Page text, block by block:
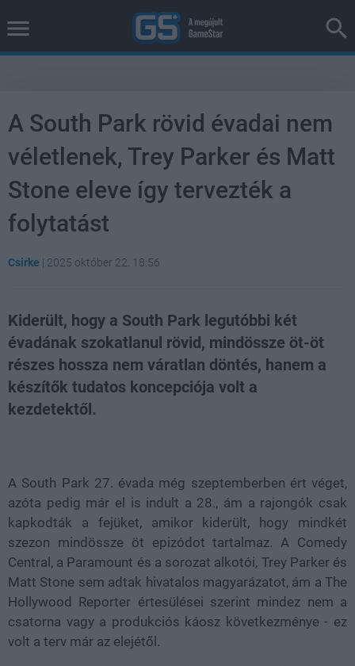
A South Park rövid évadai nem
véletlenek, Trey Parker és Matt
Stone eleve így tervezték a
folytatást
Csirke | 2025 október 22. 18:56
Kiderült, hogy a South Park legutóbbi két
évadának szokatlanul rövid, mindössze öt-öt
részes hossza nem váratlan döntés, hanem a
készítők tudatos koncepciója volt a
kezdetektől.
A South Park 27. évada még szeptemberben ért véget,
azóta pedig már el is indult a 28., ám a rajongók csak
kapkodták a fejüket, amikor kiderült, hogy mindkét
szezon mindössze öt epizódot tartalmaz. A Comedy
Central, a Paramount és a sorozat alkotói, Trey Parker és
Matt Stone sem adtak hivatalos magyarázatot, ám a The
Hollywood Reporter értesülései szerint mindez nem a
csatorna vagy a produkciós káosz következménye - ez
volt a terv már az elejétől.